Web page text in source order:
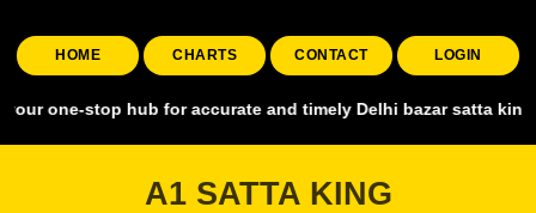
HOME CHARTS CONTACT LOGIN
hub for accurate and timely Delhi bazar satta king,
A1 SATTA KING